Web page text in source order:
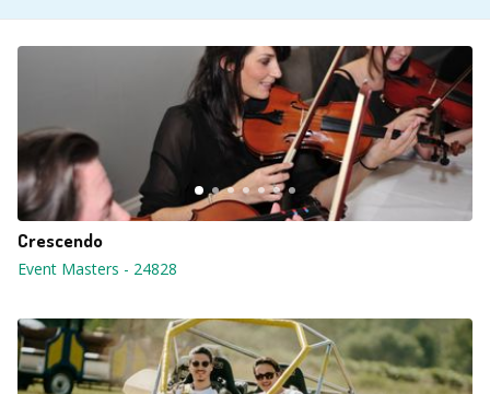
Crescendo
Event Masters - 24828